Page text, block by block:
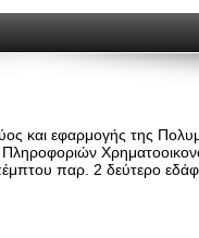
και εφαρμογής της
παρ. 2 δεύτερο